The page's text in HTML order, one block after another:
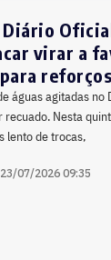
virar a
águas agitadas no
Nesta
lento de trocas,
23/07/2026 09:35